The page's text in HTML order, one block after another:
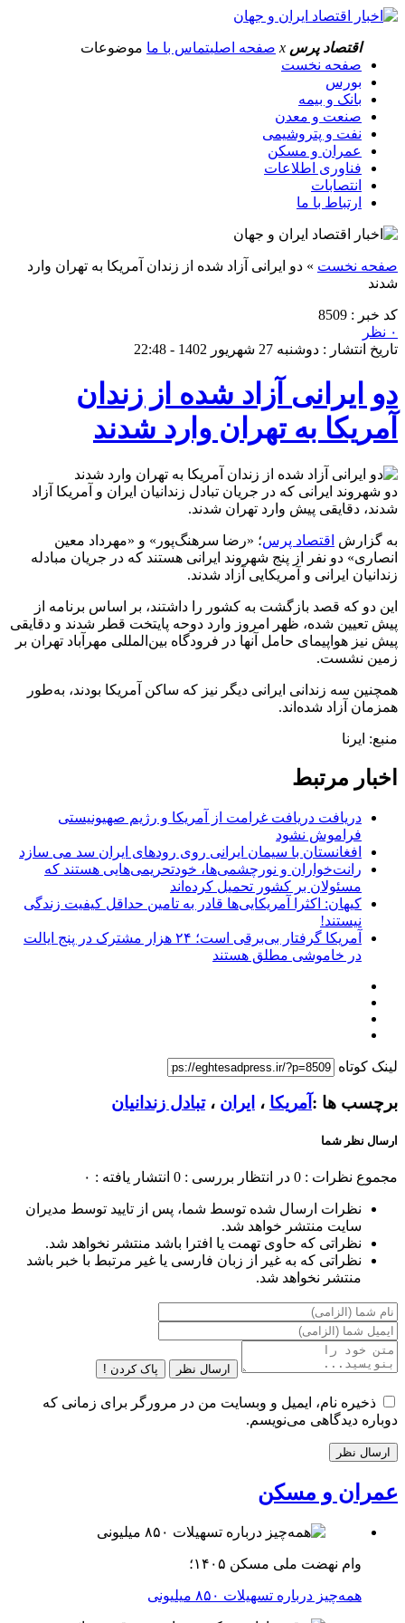
اقتصاد پرس x صفحه اصلیتماس با ما موضوعات
صفحه نخست
بورس
بانک و بیمه
صنعت و معدن
نفت و پتروشیمی
عمران و مسکن
فناوری اطلاعات
انتصابات
ارتباط با ما
صفحه نخست » دو ایرانی آزاد شده از زندان آمریکا به تهران وارد
شدند
کد خبر : 8509
۰ نظر
تاریخ انتشار : دوشنبه 27 شهریور 1402 - 22:48
دو ایرانی آزاد شده از زندان
آمریکا به تهران وارد شدند
دو شهروند ایرانی که در جریان تبادل زندانیان ایران و آمریکا آزاد
شدند، دقایقی پیش وارد تهران شدند.
به گزارش اقتصاد پرس؛ «رضا سرهنگ‌پور» و «مهرداد معین
انصاری» دو نفر از پنج شهروند ایرانی هستند که در جریان مبادله
زندانیان ایرانی و آمریکایی آزاد شدند.
این دو که قصد بازگشت به کشور را داشتند، بر اساس برنامه‌ از
پیش تعیین شده، ظهر امروز وارد دوحه پایتخت قطر شدند و دقایقی
پیش نیز هواپیمای‌ حامل آنها در فرودگاه بین‌المللی مهرآباد تهران بر
زمین نشست.
همچنین سه زندانی ایرانی دیگر نیز که ساکن آمریکا بودند، به‌طور
همزمان آزاد شده‌اند.
منبع: ایرنا
اخبار مرتبط
دریافت دریافت غرامت از آمریکا و رژیم صهیونیستی
فراموش نشود
افغانستان با سیمان ایرانی روی رودهای ایران سد می سازد
رانت‌خواران و نورچشمی‌ها، خودتحریمی‌هایی هستند که
مسئولان بر کشور تحمیل کرده‌اند
کیهان: اکثرا آمریکایی‌ها قادر به تامین حداقل کیفیت زندگی
نیستند!
آمریکا گرفتار بی‌برقی است؛ ۲۴ هزار مشترک در پنج ایالت
در خاموشی مطلق هستند
لینک کوتاه
برچسب ها : آمریکا ، ایران ،تبادل زندانیان
ارسال نظر شما
مجموع نظرات : 0 در انتظار بررسی : 0 انتشار یافته : ۰
نظرات ارسال شده توسط شما، پس از تایید توسط مدیران
سایت منتشر خواهد شد.
نظراتی که حاوی تهمت یا افترا باشد منتشر نخواهد شد.
نظراتی که به غیر از زبان فارسی یا غیر مرتبط با خبر باشد
منتشر نخواهد شد.
ارسال نظر پاک کردن !
ذخیره نام، ایمیل و وبسایت من در مرورگر برای زمانی که
دوباره دیدگاهی می‌نویسم.
عمران و مسکن
وام نهضت ملی مسکن ۱۴۰۵؛
همه‌چیز درباره تسهیلات ۸۵۰ میلیونی